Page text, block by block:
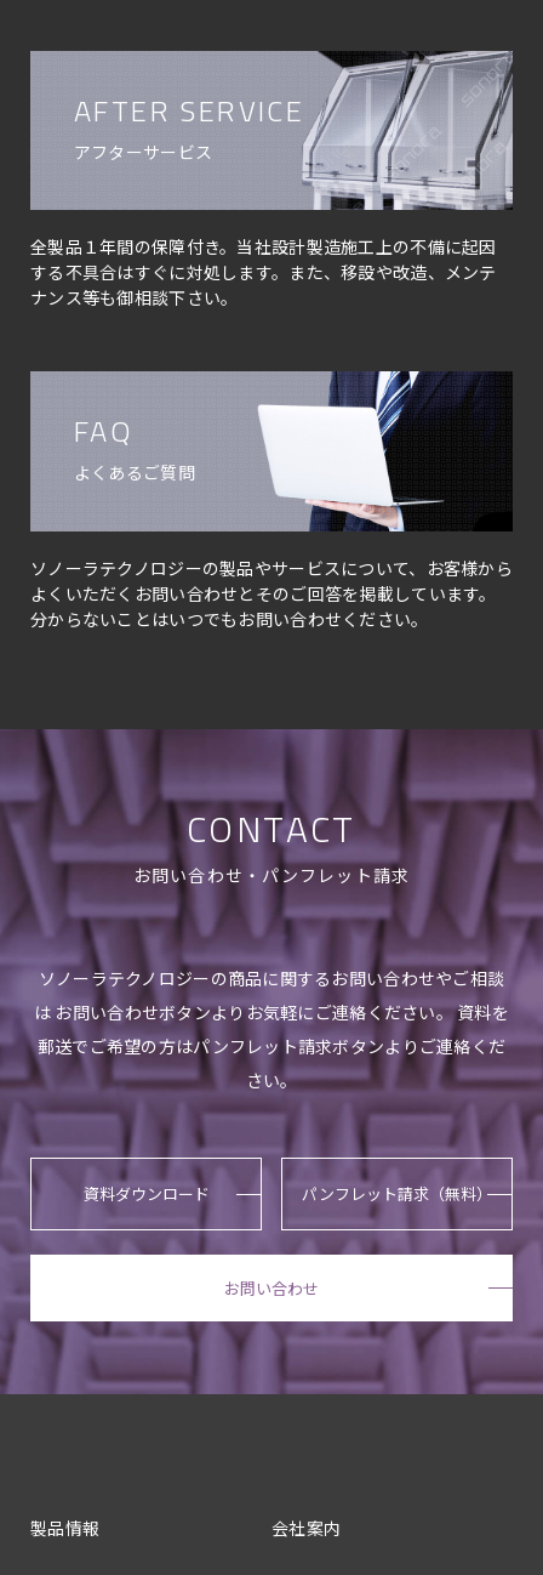
AFTER SERVICE
アフターサービス
全製品１年間の保障付き。当社設計製造施工上の不備に起因
する不具合はすぐに対処します。また、移設や改造、メンテ
ナンス等も御相談下さい。
FAQ
よくあるご質問
ソノーラテクノロジーの製品やサービスについて、お客様から
よくいただくお問い合わせとそのご回答を掲載しています。
分からないことはいつでもお問い合わせください。
CONTACT
お問い合わせ・パンフレット請求
ソノーラテクノロジーの商品に関するお問い合わせやご相談
は お問い合わせボタンよりお気軽にご連絡ください。 資料を
郵送でご希望の方はパンフレット請求ボタンよりご連絡くだ
さい。
資料ダウンロード パンフレット請求（無料）
お問い合わせ
製品情報 会社案内